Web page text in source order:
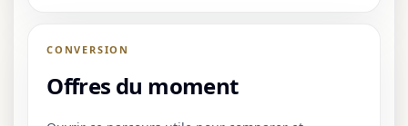
CONVERSION
Offres du moment